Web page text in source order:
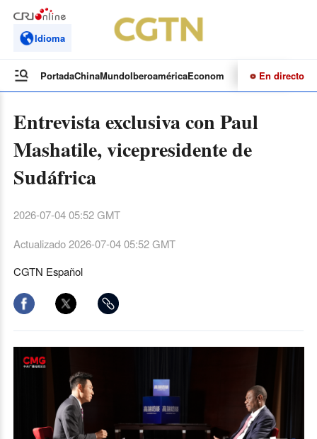
Idioma
PortadaChinaMundoIberoaméricaEconomía CulturaDeportes
En directo
Entrevista exclusiva con Paul
Mashatile, vicepresidente de
Sudáfrica
2026-07-04 05:52 GMT
Actualizado2026-07-04 05:52 GMT
CGTN Español